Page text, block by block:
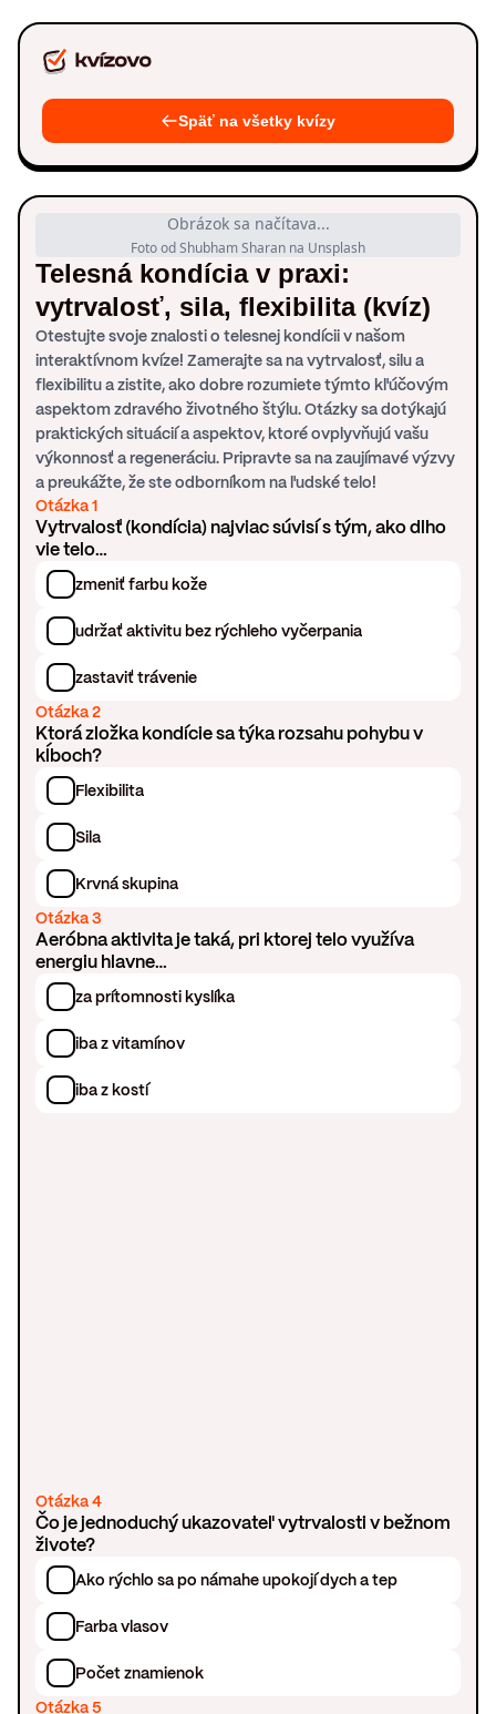
Späť na všetky kvízy
Obrázok sa načítava...
Foto od Shubham Sharan na Unsplash
Telesná kondícia v praxi:
vytrvalosť, sila, flexibilita (kvíz)
Otestujte svoje znalosti o telesnej kondícii v našom
interaktívnom kvíze! Zamerajte sa na vytrvalosť, silu a
flexibilitu a zistite, ako dobre rozumiete týmto kľúčovým
aspektom zdravého životného štýlu. Otázky sa dotýkajú
praktických situácií a aspektov, ktoré ovplyvňujú vašu
výkonnosť a regeneráciu. Pripravte sa na zaujímavé výzvy
a preukážte, že ste odborníkom na ľudské telo!
Otázka 1
Vytrvalosť (kondícia) najviac súvisí s tým, ako dlho
vie telo…
zmeniť farbu kože
udržať aktivitu bez rýchleho vyčerpania
zastaviť trávenie
Otázka 2
Ktorá zložka kondície sa týka rozsahu pohybu v
kĺboch?
Flexibilita
Sila
Krvná skupina
Otázka 3
Aeróbna aktivita je taká, pri ktorej telo využíva
energiu hlavne…
za prítomnosti kyslíka
iba z vitamínov
iba z kostí
Otázka 4
Čo je jednoduchý ukazovateľ vytrvalosti v bežnom
živote?
Ako rýchlo sa po námahe upokojí dych a tep
Farba vlasov
Počet znamienok
Otázka 5